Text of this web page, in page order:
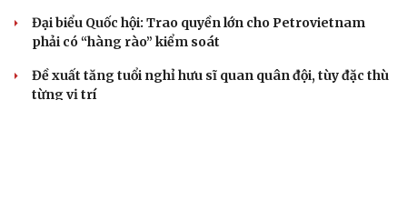
Đại biểu Quốc hội: Trao quyền lớn cho Petrovietnam
phải có “hàng rào” kiểm soát
Đề xuất tăng tuổi nghỉ hưu sĩ quan quân đội, tùy đặc thù
từng vị trí